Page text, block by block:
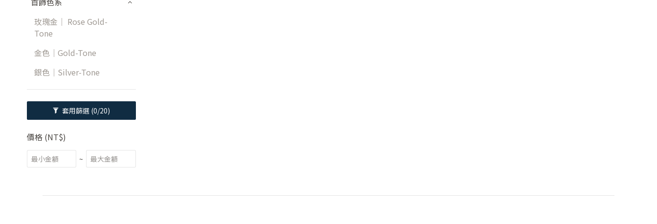
玫瑰金｜ Rose Gold-
Tone
金色｜Gold-Tone
銀色｜Silver-Tone
套用篩選 (0/20)
價格 (NT$)
~